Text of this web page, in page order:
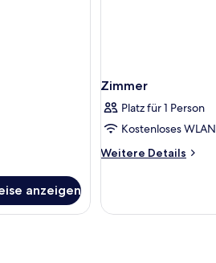
anzeigen
Zimmer
Platz für 1 Person
Kostenloses WLAN
Weitere Details
Weitere